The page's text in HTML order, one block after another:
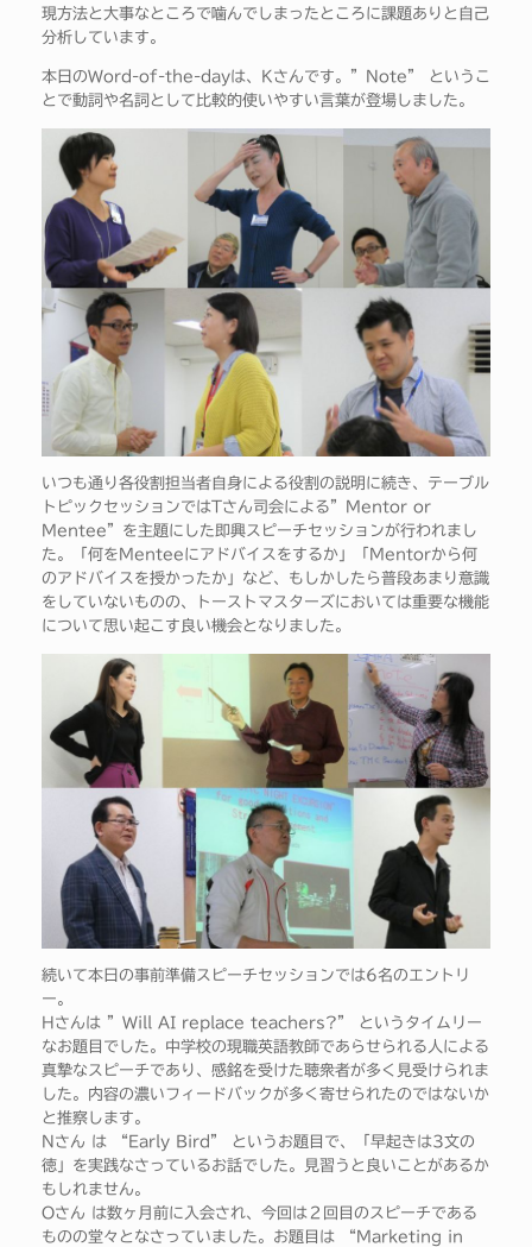
現方法と大事なところで噛んでしまったところに課題ありと自己
分析しています。
本日のWord-of-the-dayは、Kさんです。”Note” というこ
とで動詞や名詞として比較的使いやすい言葉が登場しました。
いつも通り各役割担当者自身による役割の説明に続き、テーブル
トピックセッションではTさん司会による”Mentor or
Mentee”を主題にした即興スピーチセッションが行われまし
た。「何をMenteeにアドバイスをするか」「Mentorから何
のアドバイスを授かったか」など、もしかしたら普段あまり意識
をしていないものの、トーストマスターズにおいては重要な機能
について思い起こす良い機会となりました。
続いて本日の事前準備スピーチセッションでは6名のエントリ
ー。
Hさんは ”Will AI replace teachers?” というタイムリー
なお題目でした。中学校の現職英語教師であらせられる人による
真摯なスピーチであり、感銘を受けた聴衆者が多く見受けられま
した。内容の濃いフィードバックが多く寄せられたのではないか
と推察します。
Nさん は “Early Bird” というお題目で、「早起きは3文の
徳」を実践なさっているお話でした。見習うと良いことがあるか
もしれません。
Oさん は数ヶ月前に入会され、今回は２回目のスピーチである
ものの堂々となさっていました。お題目は “Marketing in